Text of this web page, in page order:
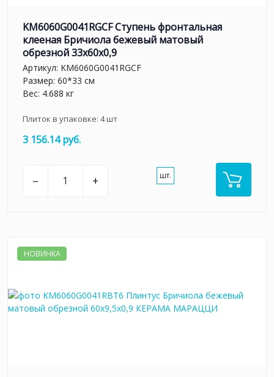
KM6060G0041RGCF Ступень фронтальная
клееная Бричиола бежевый матовый
обрезной 33x60x0,9
Артикул: KM6060G0041RGCF
Размер: 60*33 см
Вес: 4.688 кг
Плиток в упаковке: 4шт
3 156.14 руб.
– + шт.
НОВИНКА